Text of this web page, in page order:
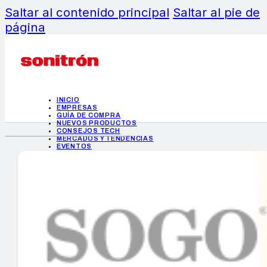
Saltar al contenido principal Saltar al pie de
página
INICIO
EMPRESAS
GUÍA DE COMPRA
NUEVOS PRODUCTOS
CONSEJOS TECH
MERCADOS Y TENDENCIAS
EVENTOS
INICIO
EMPRESAS